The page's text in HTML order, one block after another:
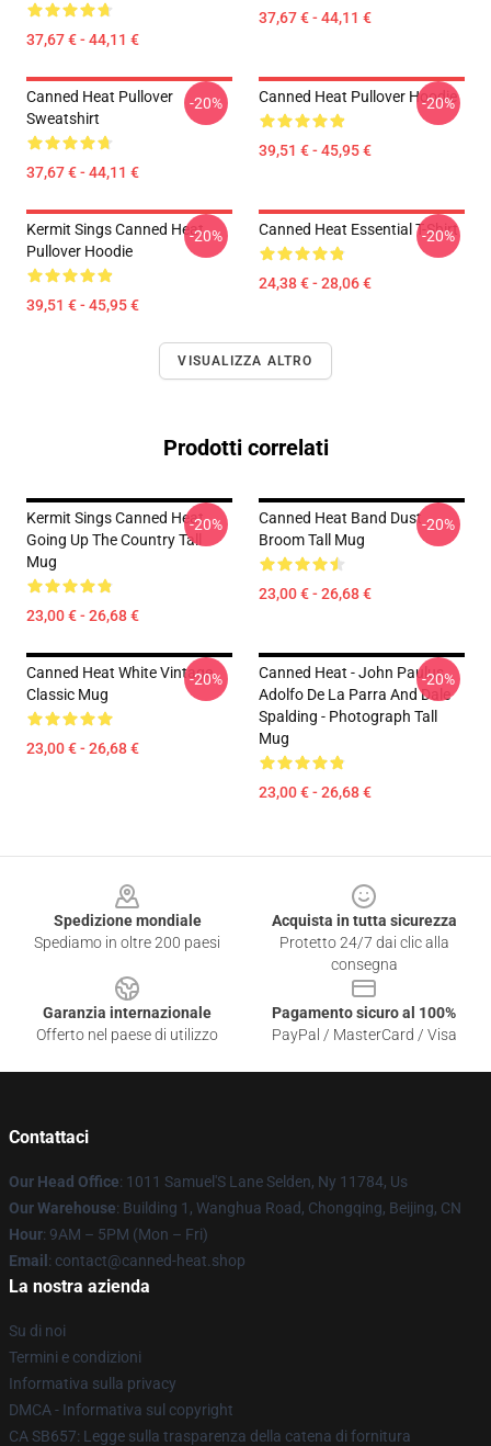
37,67 € - 44,11 €
37,67 € - 44,11 €
Canned Heat Pullover
Sweatshirt
37,67 € - 44,11 €
-20% Canned Heat Pullover Hoodie
39,51 € - 45,95 €
-20%
Kermit Sings Canned Heat
Pullover Hoodie
39,51 € - 45,95 €
-20% Canned Heat Essential T-Shirt
24,38 € - 28,06 €
-20%
VISUALIZZA ALTRO
Prodotti correlati
Kermit Sings Canned Heat
Going Up The Country Tall
Mug
23,00 € - 26,68 €
-20%
Canned Heat Band Dust
Broom Tall Mug
23,00 € - 26,68 €
-20%
Canned Heat White Vintage
Classic Mug
23,00 € - 26,68 €
-20%
Canned Heat - John Paulus,
Adolfo De La Parra And Dale
Spalding - Photograph Tall
Mug
23,00 € - 26,68 €
-20%
Spedizione mondiale
Spediamo in oltre 200 paesi
Acquista in tutta sicurezza
Protetto 24/7 dai clic alla
consegna
Garanzia internazionale
Offerto nel paese di utilizzo
Pagamento sicuro al 100%
PayPal / MasterCard / Visa
Contattaci
Our Head Office: 1011 Samuel'S Lane Selden, Ny 11784, Us
Our Warehouse: Building 1, Wanghua Road, Chongqing, Beijing, CN
Hour: 9AM – 5PM (Mon – Fri)
Email : contact@canned-heat.shop
La nostra azienda
Su di noi
Termini e condizioni
Informativa sulla privacy
DMCA - Informativa sul copyright
CA SB657: Legge sulla trasparenza della catena di fornitura